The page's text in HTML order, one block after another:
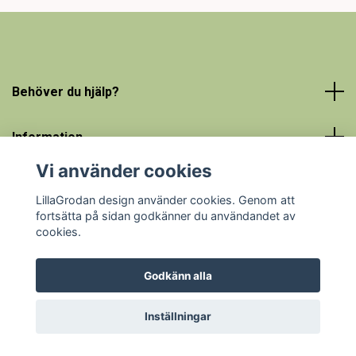
Behöver du hjälp?
Information
Sociala medier
© 2026 LillaGrodan design - färgglada barnkläder på nätet
Powered by Quickbutik
Vi använder cookies
LillaGrodan design använder cookies. Genom att
fortsätta på sidan godkänner du användandet av
cookies.
Godkänn alla
Inställningar